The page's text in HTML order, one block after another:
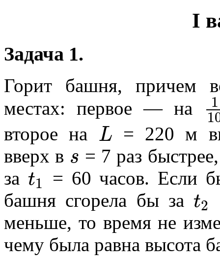
I
Задача 1.
Горит башня, причем
местах: первое — на
1
второе на L = 220 м
вверх в s = 7 раз
за t1 = 60 часов. Если
башня сгорела бы заt2
меньше, то время не
чему была равна высота